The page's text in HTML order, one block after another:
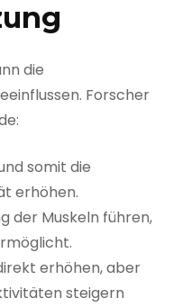
die
Forscher
somit die
erhöhen.
der Muskeln führen,
erhöhen, aber
steigern